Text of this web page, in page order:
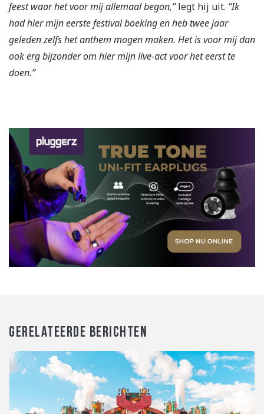
feest waar het voor mij allemaal begon,”legt hij uit. “Ik
had hier mijn eerste festival boeking en heb twee jaar
geleden zelfs het anthem mogen maken. Het is voor mij dan
ook erg bijzonder om hier mijn live-act voor het eerst te
doen.”
GERELATEERDE BERICHTEN